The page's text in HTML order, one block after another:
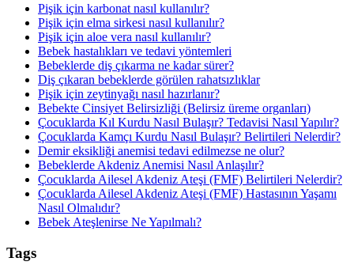
Pişik için karbonat nasıl kullanılır?
Pişik için elma sirkesi nasıl kullanılır?
Pişik için aloe vera nasıl kullanılır?
Bebek hastalıkları ve tedavi yöntemleri
Bebeklerde diş çıkarma ne kadar sürer?
Diş çıkaran bebeklerde görülen rahatsızlıklar
Pişik için zeytinyağı nasıl hazırlanır?
Bebekte Cinsiyet Belirsizliği (Belirsiz üreme organları)
Çocuklarda Kıl Kurdu Nasıl Bulaşır? Tedavisi Nasıl Yapılır?
Çocuklarda Kamçı Kurdu Nasıl Bulaşır? Belirtileri Nelerdir?
Demir eksikliği anemisi tedavi edilmezse ne olur?
Bebeklerde Akdeniz Anemisi Nasıl Anlaşılır?
Çocuklarda Ailesel Akdeniz Ateşi (FMF) Belirtileri Nelerdir?
Çocuklarda Ailesel Akdeniz Ateşi (FMF) Hastasının Yaşamı
Nasıl Olmalıdır?
Bebek Ateşlenirse Ne Yapılmalı?
Tags